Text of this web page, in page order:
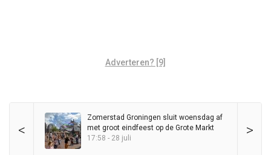
Adverteren? [9]
< >
Zomerstad Groningen sluit woensdag af
met groot eindfeest op de Grote Markt
17:58 - 28 juli